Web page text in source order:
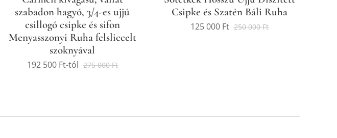
szabadon hagyó, 3/4-es ujjú
csillogó csipke és sifon
Menyasszonyi Ruha felsliccelt
szoknyával
192 500Ft-tól 275 000Ft
Csipke és Szatén Báli Ruha
125 000Ft 250 000Ft